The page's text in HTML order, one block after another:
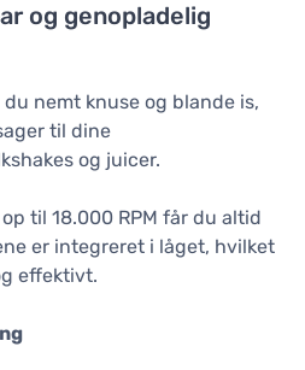
og genopladelig
nemt knuse og blande is,
til dine
og juicer.
til 18.000 RPM får du altid
er integreret i låget, hvilket
effektivt.